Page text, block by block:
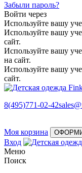
Забыли пароль?
Войти через
Используйте вашу
Используйте вашу
сайт.
Используйте вашу
на сайт.
Используйте вашу
сайт.
8(495)771-02-42
Моя корзина
Вход
Меню
Поиск